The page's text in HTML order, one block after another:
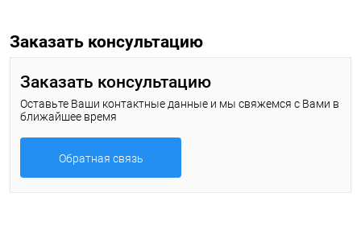
Заказать консультацию
Заказать консультацию
Оставьте Ваши контактные данные и мы свяжемся с Вами в
ближайшее время
Обратная связь